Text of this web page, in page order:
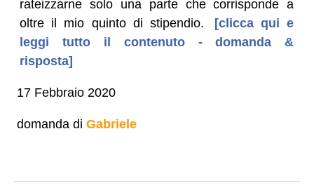
rateizzarne solo una parte che corrisponde a
oltre il mio quinto di stipendio.
[clicca qui e
leggi tutto il contenuto - domanda &
risposta]
17 Febbraio 2020
domanda di Gabriele